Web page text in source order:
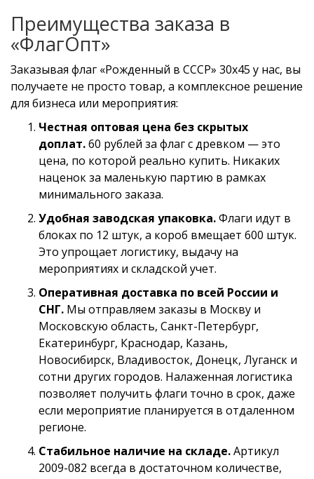
Преимущества заказа в
«ФлагОпт»
Заказывая флаг «Рожденный в СССР» 30х45 у нас, вы
получаете не просто товар, а комплексное решение
для бизнеса или мероприятия:
Честная оптовая цена без скрытых
доплат.60 рублей за флаг с древком — это
цена, по которой реально купить. Никаких
наценок за маленькую партию в рамках
минимального заказа.
Удобная заводская упаковка.Флаги идут в
блоках по 12 штук, а короб вмещает 600 штук.
Это упрощает логистику, выдачу на
мероприятиях и складской учет.
Оперативная доставка по всей России и
СНГ. Мы отправляем заказы в Москву и
Московскую область, Санкт-Петербург,
Екатеринбург, Краснодар, Казань,
Новосибирск, Владивосток, Донецк, Луганск и
сотни других городов. Налаженная логистика
позволяет получить флаги точно в срок, даже
если мероприятие планируется в отдаленном
регионе.
Стабильное наличие на складе.Артикул
2009-082 всегда в достаточном количестве,